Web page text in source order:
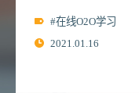
#在线O2O学习
2021.01.16